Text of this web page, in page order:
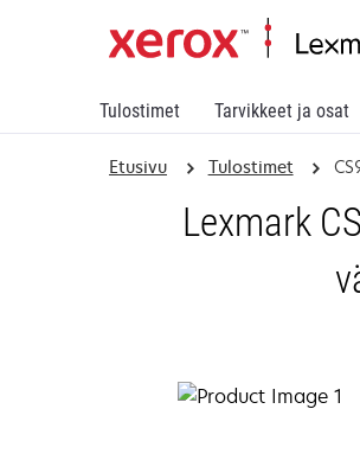
Tulostimet Tarvikkeet ja osat
Etusivu Tulostimet
Lexmark